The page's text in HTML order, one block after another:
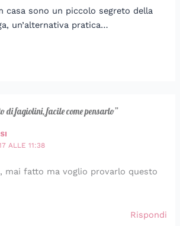
casa sono un piccolo segreto della
un’alternativa pratica…
di fagiolini, facile come pensarlo”
ALLE 11:38
mai fatto ma voglio provarlo questo
Rispondi